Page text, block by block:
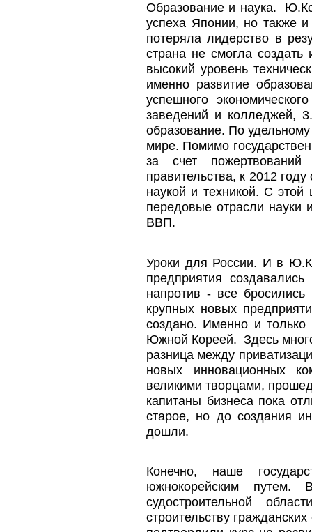
Образование и наука.
успеха Японии, но также
потеряла лидерство в
страна не смогла
высокий уровень
именно развитие
успешного
заведений и колледжей,
образование. По
мире. Помимо
за счет
правительства, к 2012
наукой и техникой. С
передовые отрасли науки
ВВП.
Уроки для России. И в
предприятия
напротив - все
крупных новых
создано. Именно и
Южной Кореей. Здесь
разница между
новых инновационных
великими творцами,
капитаны бизнеса пока
старое, но до создания
дошли.
Конечно, наше
южнокорейским
судостроительной
строительству